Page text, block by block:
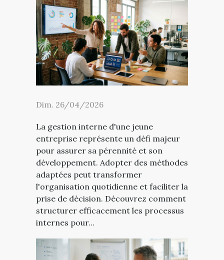
Dim. 26/04/2026
La gestion interne d'une jeune
entreprise représente un défi majeur
pour assurer sa pérennité et son
développement. Adopter des méthodes
adaptées peut transformer
l'organisation quotidienne et faciliter la
prise de décision. Découvrez comment
structurer efficacement les processus
internes pour...